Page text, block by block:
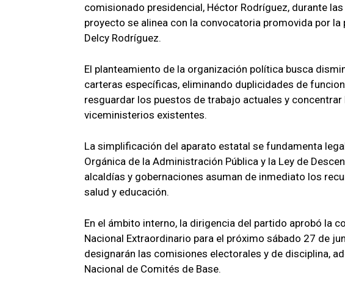
comisionado presidencial, Héctor Rodríguez, durante
proyecto se alinea con la convocatoria promovida por la
Delcy Rodríguez.
El planteamiento de la organización política busca
carteras específicas, eliminando duplicidades de
resguardar los puestos de trabajo actuales y
viceministerios existentes.
La simplificación del aparato estatal se fundamenta
Orgánica de la Administración Pública y la Ley de
alcaldías y gobernaciones asuman de inmediato los
salud y educación.
En el ámbito interno, la dirigencia del partido aprobó la
Nacional Extraordinario para el próximo sábado 27 de
designarán las comisiones electorales y de disciplina,
Nacional de Comités de Base.